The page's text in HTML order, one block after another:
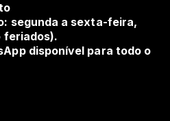
segunda a sexta-feira,
feriados).
disponível para todo o